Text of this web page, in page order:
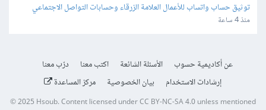
توثيق حساب واتساب للأعمال العلامة الزرقاء وحسابات التواصل الاجتماعي
منذ 4 ساعة
عن أكاديمية حسوب الأسئلة الشائعة اكتب معنا
درّب معنا
إرشادات الاستخدام
بيان الخصوصية مركز المساعدة
© 2025 Hsoub.Content licensed underCC BY-NC-SA 4.0unless mentioned